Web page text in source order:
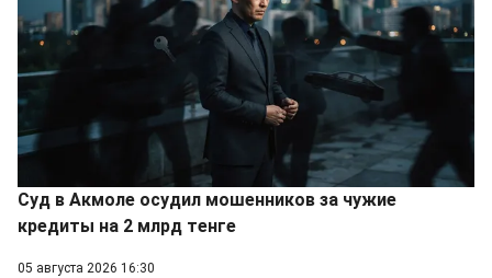
Суд в Акмоле осудил мошенников за чужие
кредиты на 2 млрд тенге
05 августа 2026 16:30